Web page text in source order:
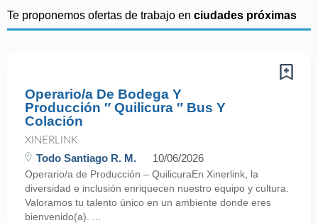
Te proponemos ofertas de trabajo en ciudades próximas
Operario/a De Bodega Y
Producción ″ Quilicura ″ Bus Y
Colación
XINERLINK
Todo Santiago R. M. 10/06/2026
Operario/a de Producción – QuilicuraEn Xinerlink, la
diversidad e inclusión enriquecen nuestro equipo y cultura.
Valoramos tu talento único en un ambiente donde eres
bienvenido(a). ...